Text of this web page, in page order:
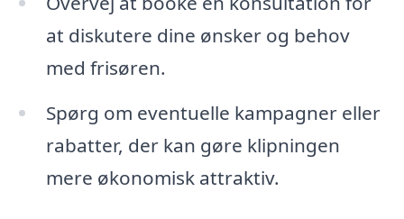
at diskutere dine ønsker og behov
med frisøren.
Spørg om eventuelle kampagner eller
rabatter, der kan gøre klipningen
mere økonomisk attraktiv.